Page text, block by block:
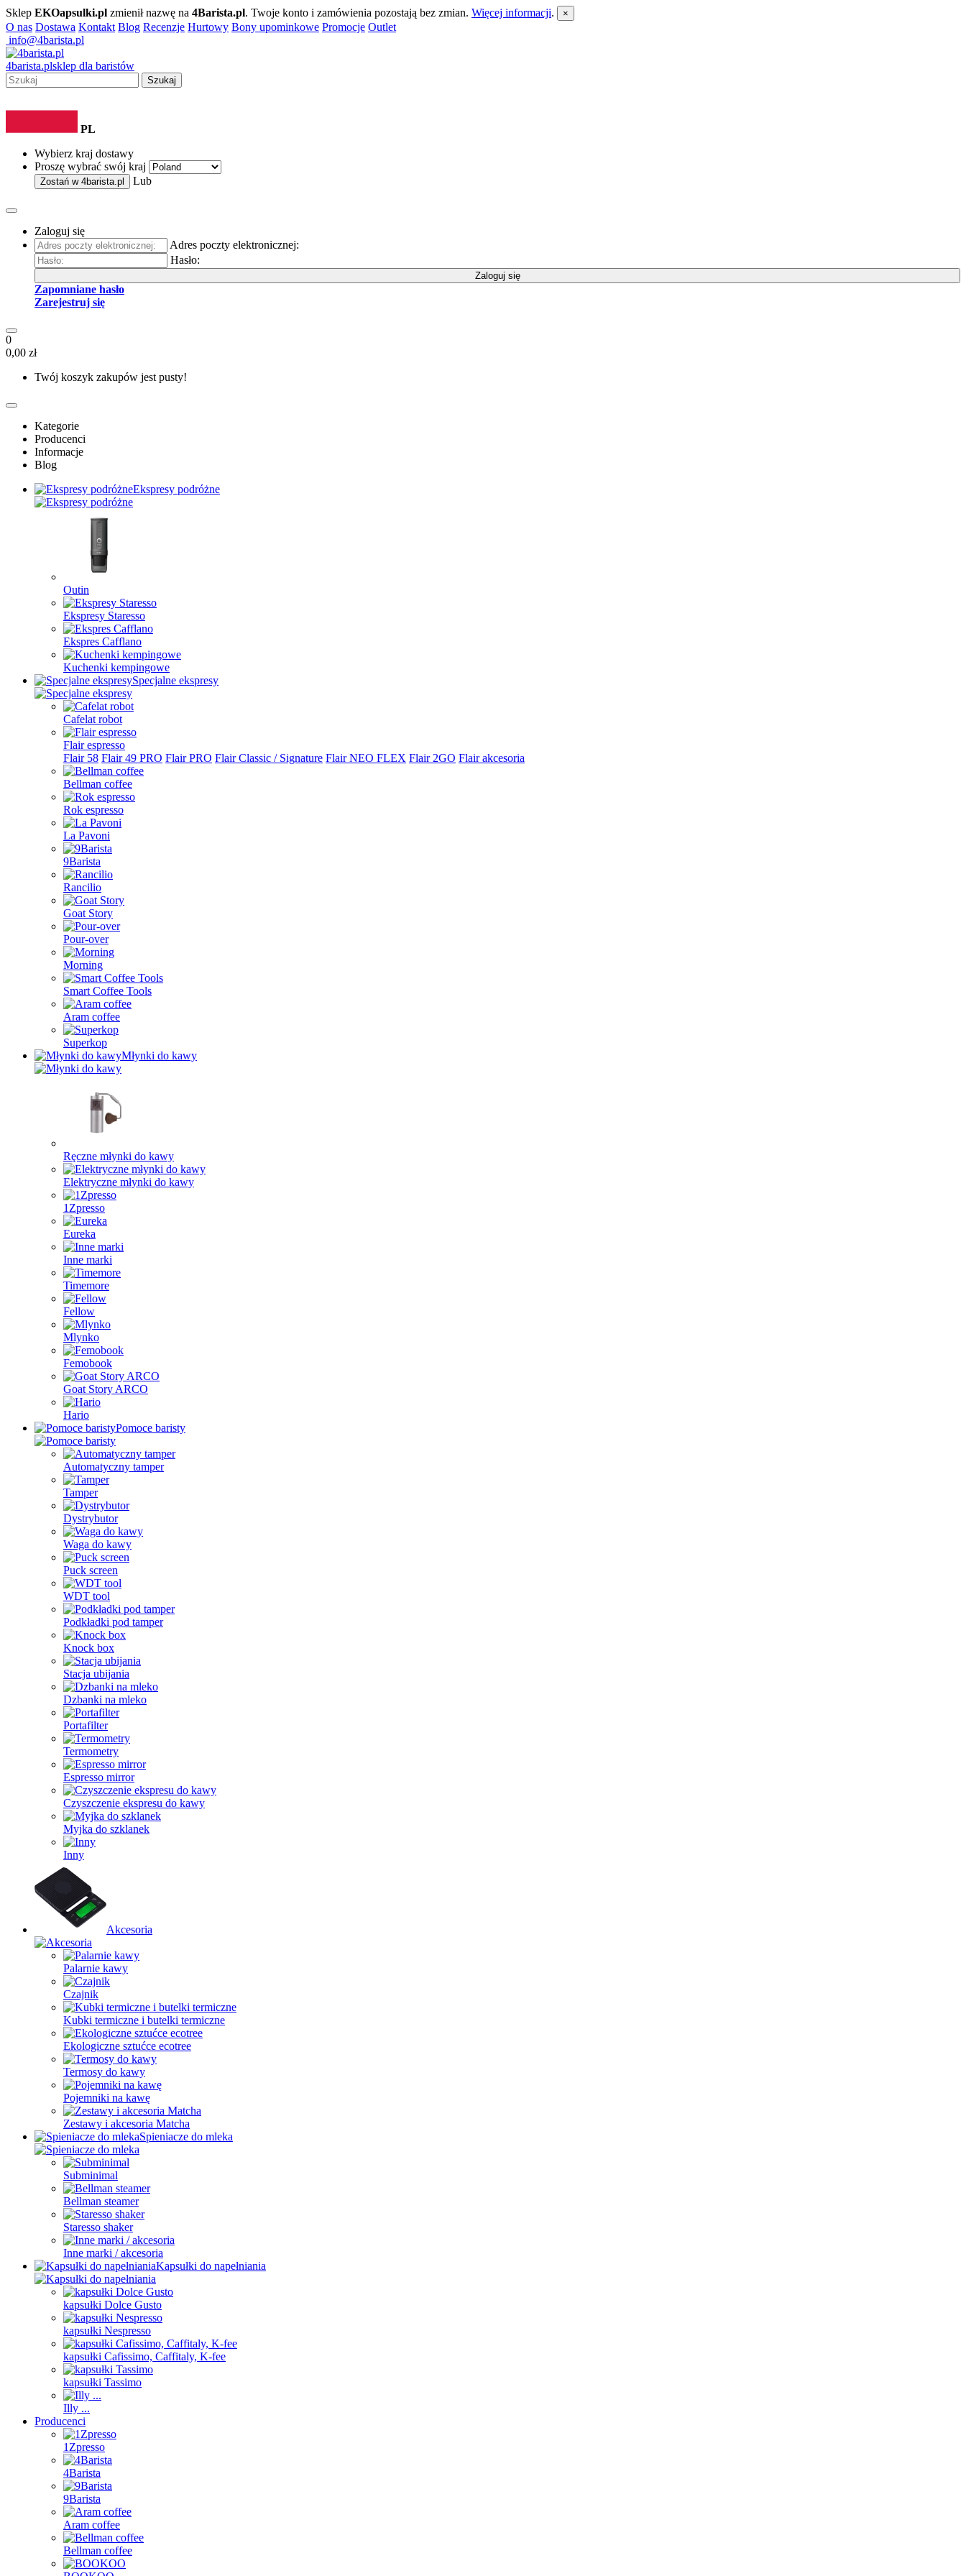
Sklep EKOapsulki.pl zmienił nazwę na 4Barista.pl. Twoje konto i zamówienia pozostają bez zmian. Więcej informacji. ×
O nas Dostawa Kontakt Blog Recenzje Hurtowy Bony upominkowe Promocje Outlet
info@4barista.pl
4barista.plsklep dla baristów
Szukaj
PL
Wybierz kraj dostawy
Proszę wybrać swój kraj
Zostań w 4barista.pl Lub
Zaloguj się
Adres poczty elektronicznej:
Hasło:
Zaloguj się
Zapomniane hasło
Zarejestruj się
0
0,00 zł
Twój koszyk zakupów jest pusty!
Kategorie
Producenci
Informacje
Blog
Ekspresy podróżne
Outin
Ekspresy Staresso
Ekspres Cafflano
Kuchenki kempingowe
Specjalne ekspresy
Cafelat robot
Flair espresso
Flair 58 Flair 49 PRO Flair PRO Flair Classic / Signature Flair NEO FLEX Flair 2GO Flair akcesoria
Bellman coffee
Rok espresso
La Pavoni
9Barista
Rancilio
Goat Story
Pour-over
Morning
Smart Coffee Tools
Aram coffee
Superkop
Młynki do kawy
Ręczne młynki do kawy
Elektryczne młynki do kawy
1Zpresso
Eureka
Inne marki
Timemore
Fellow
Mlynko
Femobook
Goat Story ARCO
Hario
Pomoce baristy
Automatyczny tamper
Tamper
Dystrybutor
Waga do kawy
Puck screen
WDT tool
Podkładki pod tamper
Knock box
Stacja ubijania
Dzbanki na mleko
Portafilter
Termometry
Espresso mirror
Czyszczenie ekspresu do kawy
Myjka do szklanek
Inny
Akcesoria
Palarnie kawy
Czajnik
Kubki termiczne i butelki termiczne
Ekologiczne sztućce ecotree
Termosy do kawy
Pojemniki na kawę
Zestawy i akcesoria Matcha
Spieniacze do mleka
Subminimal
Bellman steamer
Staresso shaker
Inne marki / akcesoria
Kapsułki do napełniania
kapsułki Dolce Gusto
kapsułki Nespresso
kapsułki Cafissimo, Caffitaly, K-fee
kapsułki Tassimo
Illy ...
Producenci
1Zpresso
4Barista
9Barista
Aram coffee
Bellman coffee